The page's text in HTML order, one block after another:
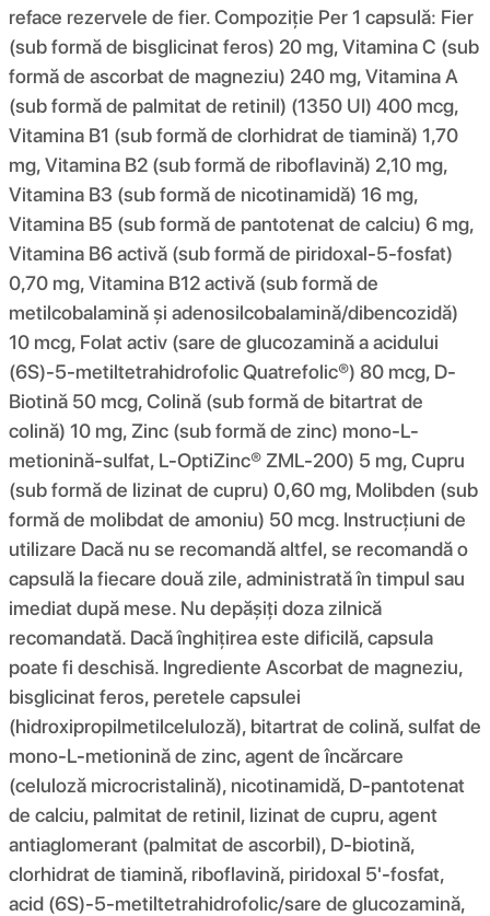
reface rezervele de fier. Compoziţie Per 1 capsulă: Fier
(sub formă de bisglicinat feros) 20 mg, Vitamina C (sub
formă de ascorbat de magneziu) 240 mg, Vitamina A
(sub formă de palmitat de retinil) (1350 UI) 400 mcg,
Vitamina B1 (sub formă de clorhidrat de tiamină) 1,70
mg, Vitamina B2 (sub formă de riboflavină) 2,10 mg,
Vitamina B3 (sub formă de nicotinamidă) 16 mg,
Vitamina B5 (sub formă de pantotenat de calciu) 6 mg,
Vitamina B6 activă (sub formă de piridoxal-5-fosfat)
0,70 mg, Vitamina B12 activă (sub formă de
metilcobalamină și adenosilcobalamină/dibencozidă)
10 mcg, Folat activ (sare de glucozamină a acidului
(6S)-5-metiltetrahidrofolic Quatrefolic®) 80 mcg, D-
Biotină 50 mcg, Colină (sub formă de bitartrat de
colină) 10 mg, Zinc (sub formă de zinc) mono-L-
metionină-sulfat, L-OptiZinc® ZML-200) 5 mg, Cupru
(sub formă de lizinat de cupru) 0,60 mg, Molibden (sub
formă de molibdat de amoniu) 50 mcg. Instrucțiuni de
utilizare Dacă nu se recomandă altfel, se recomandă o
capsulă la fiecare două zile, administrată în timpul sau
imediat după mese. Nu depășiți doza zilnică
recomandată. Dacă înghițirea este dificilă, capsula
poate fi deschisă. Ingrediente Ascorbat de magneziu,
bisglicinat feros, peretele capsulei
(hidroxipropilmetilceluloză), bitartrat de colină, sulfat de
mono-L-metionină de zinc, agent de încărcare
(celuloză microcristalină), nicotinamidă, D-pantotenat
de calciu, palmitat de retinil, lizinat de cupru, agent
antiaglomerant (palmitat de ascorbil), D-biotină,
clorhidrat de tiamină, riboflavină, piridoxal 5'-fosfat,
acid (6S)-5-metiltetrahidrofolic/sare de glucozamină,